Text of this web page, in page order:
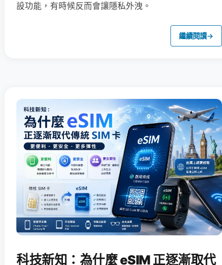
設功能，有時候反而會讓隱私外洩。
繼續閱讀→
科技新知：為什麼 eSIM 正逐漸取代